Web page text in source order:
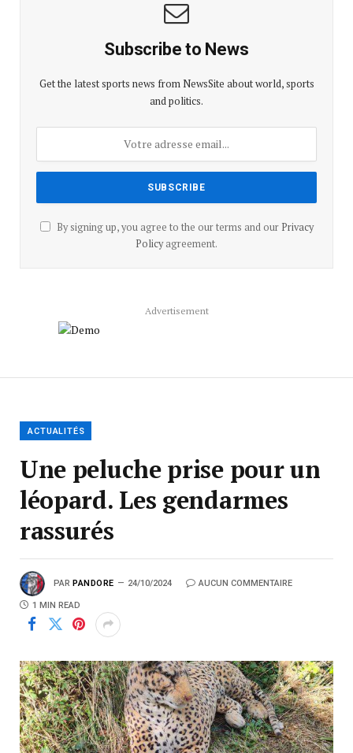
Subscribe to News
Get the latest sports news from NewsSite about world, sports
and politics.
By signing up, you agree to the our terms and our Privacy
Policyagreement.
Advertisement
ACTUALITÉS
Une peluche prise pour un
léopard. Les gendarmes
rassurés
PAR PANDORE 24/10/2024 AUCUN COMMENTAIRE
1 MIN READ